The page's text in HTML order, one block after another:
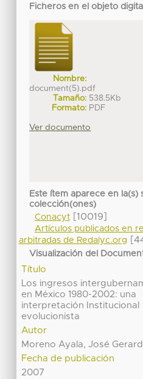
Ficheros en el objeto digital
Nombre:
document(5).pdf
Tamaño: 538.5Kb
Formato: PDF
Ver documento
Este ítem aparece en la(s)
colección(ones)
Conacyt[10019]
Artículos publicados en
arbitradas de Redalyc.org
Visualización del
Título
Los ingresos
en México 1980-2002: una
interpretación Institucional
evolucionista
Autor
Moreno Ayala, José
Fecha de publicación
2007